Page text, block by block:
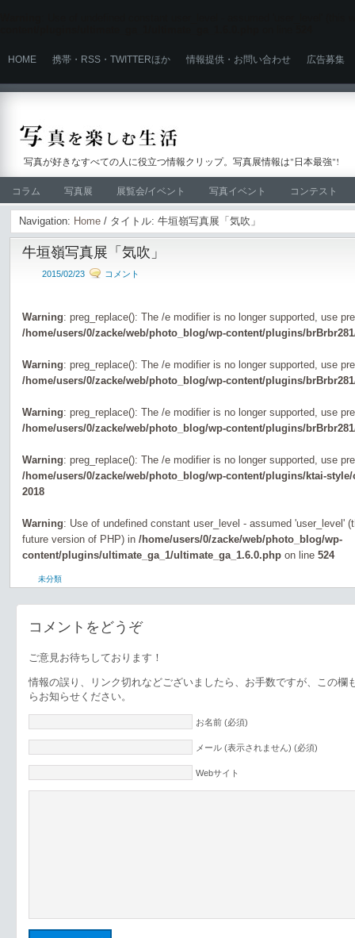
HOME 携帯・RSS・TWITTERほか 情報提供・お問い合わせ 広告募集
写真が好きなすべての人に役立つ情報クリップ。写真展情報は"日本最強"!
コラム 写真展 展覧会/イベント 写真イベント コンテスト
Navigation: Home / タイトル: 牛垣嶺写真展「気吹」
牛垣嶺写真展「気吹」
2015/02/23 コメント
Warning: preg_replace(): The /e modifier is no longer supported, use
/home/users/0/zacke/web/photo_blog/wp-content/plugins/
Warning: preg_replace(): The /e modifier is no longer supported, use
/home/users/0/zacke/web/photo_blog/wp-content/plugins/
Warning: preg_replace(): The /e modifier is no longer supported, use
/home/users/0/zacke/web/photo_blog/wp-content/plugins/
Warning: preg_replace(): The /e modifier is no longer supported, use
/home/users/0/zacke/web/photo_blog/wp-content/plugins/ktai-
2018
Warning: Use of undefined constant user_level - assumed 'user_level'
future version of PHP) in /home/users/0/zacke/web/photo_blog/wp-
content/plugins/ultimate_ga_1/ultimate_ga_1.6.0.php on line 524
未分類
コメントをどうぞ
ご意見お待ちしております！
情報の誤り、リンク切れなどございましたら、お手数ですが、この欄
らお知らせください。
お名前 (必須)
メール (表示されません) (必須)
Webサイト